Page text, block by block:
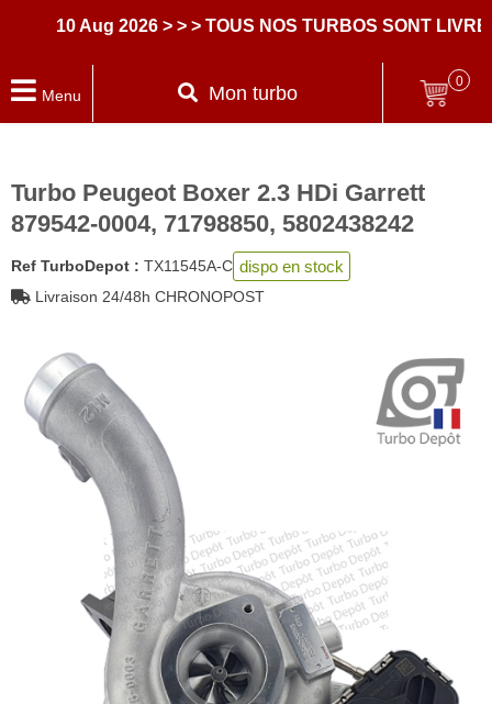
10 Aug 2026 > > > TOUS NOS TURBOS SONT
Menu Mon turbo
0
Turbo Peugeot Boxer 2.3 HDi Garrett
879542-0004, 71798850, 5802438242
Ref TurboDepot : TX11545A-C dispo en stock
Livraison 24/48h CHRONOPOST